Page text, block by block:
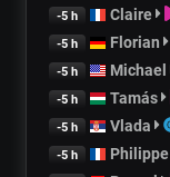
-5 h Claire
-5 h Florian
-5 h Michael
-5 h Tamás
-5 h Vlada
-5 h Philippe